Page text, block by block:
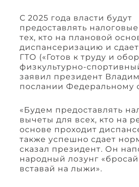
С 2025 года власти будут
предоставлять
тех, кто на плановой
диспансеризацию и
ГТО («Готов к труду и
физкультурно-
заявил президент
послании Федеральному
«Будем предоставлять
вычеты для всех, кто на
основе проходит
также успешно сдает
сказал президент. Он
народный лозунг
вставай на лыжи».